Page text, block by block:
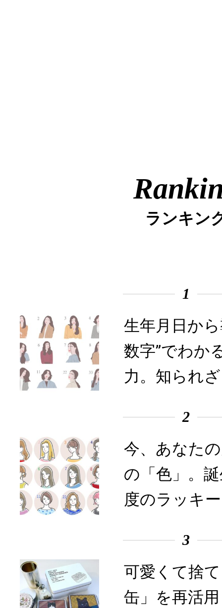
ランキン
1
生年月日か
数字”でわか
力。知られ
2
今、あなた
の「色」。
度のラッキ
3
可愛くて捨
缶」を再活